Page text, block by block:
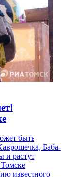
быть
Баба-
и растут
известного